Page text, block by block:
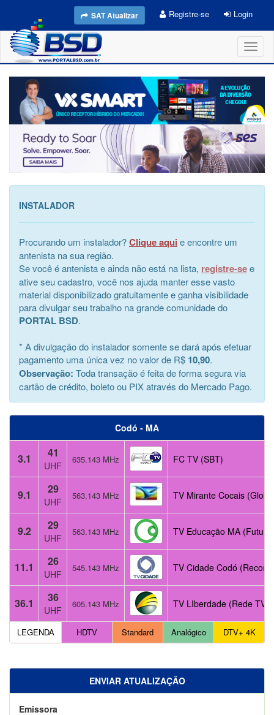
SAT Atualizar Registre-se Login
INSTALADOR
Procurando um instalador?Clique aqui e encontre um
antenista na sua região.
Se você é antenista e ainda não está na lista, registre-see
ative seu cadastro, você nos ajuda manter esse vasto
material disponibilizado gratuitamente e ganha visibilidade
para divulgar seu trabalho na grande comunidade do
PORTAL BSD.
* A divulgação do instalador somente se dará após efetuar
pagamento uma única vez no valor de R$ 10,90.
Observação: Toda transação é feita de forma segura via
cartão de crédito, boleto ou PIX através do Mercado Pago.
Codó - MA
3.1 41
UHF
635.143 MHz FC TV (SBT)
9.1 29
UHF
563.143 MHz TV Mirante Cocais
9.2 29
UHF
563.143 MHz TV Educação MA (Futura)
11.1 26
UHF
545.143 MHz TV Cidade Codó (Record
36.1 36
UHF
605.143 MHz TV LIberdade (Rede TV!)
LEGENDA HDTV Standard Analógico DTV+ 4K
ENVIAR ATUALIZAÇÃO
Emissora